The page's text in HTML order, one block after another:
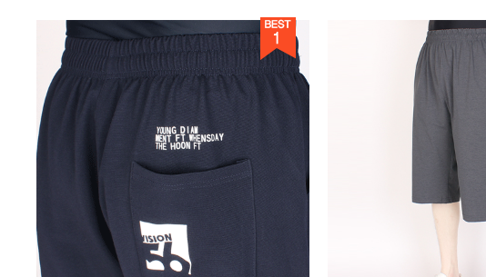
반팔
자켓/점퍼/코트